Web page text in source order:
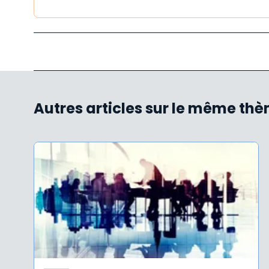
Autres articles sur le même